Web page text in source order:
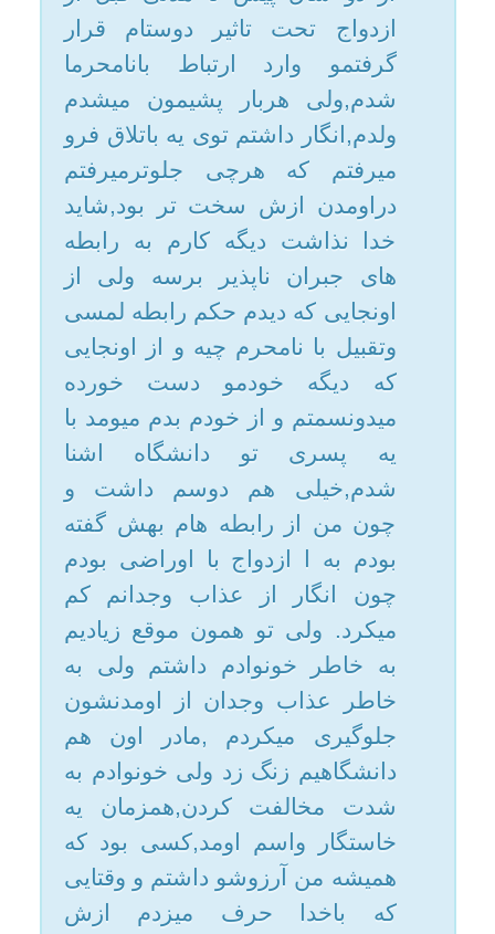
وتقبیل با نامحرم چیه و از اونجایی
که دیگه خودمو دست خورده
میدونسمتم و از خودم بدم میومد با
یه پسری تو دانشگاه اشنا
شدم,خیلی هم دوسم داشت و
چون من از رابطه هام بهش گفته
بودم به ا ازدواج با اوراضی بودم
چون انگار از عذاب وجدانم کم
میکرد. ولی تو همون موقع زیادیم
به خاطر خونوادم داشتم ولی به
خاطر عذاب وجدان از اومدنشون
جلوگیری میکردم ,مادر اون هم
دانشگاهیم زنگ زد ولی خونوادم به
شدت مخالفت کردن,همزمان یه
خاستگار واسم اومد,کسی بود که
همیشه من آرزوشو داشتم و وقتایی
که باخدا حرف میزدم ازش
میخواستم همچین کسی رو وارد
زندگیم کنه تا منو از این باتلاق
بیرون بیاره و به خدا نزدیکتر
کنه,دیگه رابطمو با اون هم
دانشگاهی قطع کردم و با
خاستگارم ازدواج کردم,ولی هنوز
خیلی وقتا این عذاب وجدان آزارم
میده. توروخدا بهم بگین باید چیکار
کنم ,خدا توبمو قبول میکنه؟ من تو
این دوسال خیلی خونوادمو اذیت
کردمو گناه کردم,الانم همش فکر
میکنم به شوهرم خیانت کردم.
واسم دعا کنید خدا منو ببخشه.
مرجع تقلید: آیت الله مکارم
شیرازی(مدظله)
جواب دخترم، از تمام روابطی که داشته اید
و نیز از آزاری که به خانواده رسانده اید در
این ماه مبارک توبه و استغفار کنید و یقینا
خدای مهربان که آمرزنده گناهان است توبه
همه ما گنهکاران را میبخشد و می آمرزد.
لزومی ندارد به شوهرتان به